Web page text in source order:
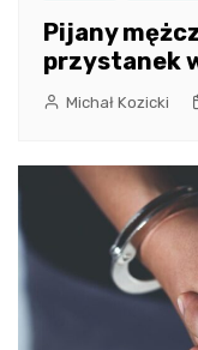
Pijany
przystanek
Michał Kozicki